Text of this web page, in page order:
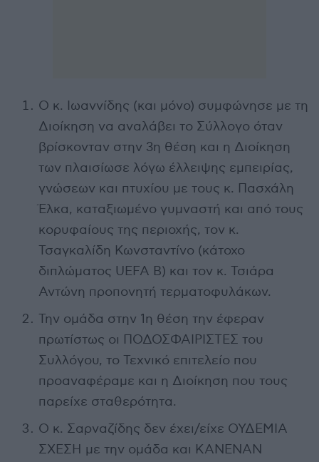
Ο κ. Ιωαννίδης (και μόνο) συμφώνησε με τη
Διοίκηση να αναλάβει το Σύλλογο όταν
βρίσκονταν στην 3η θέση και η Διοίκηση
των πλαισίωσε λόγω έλλειψης εμπειρίας,
γνώσεων και πτυχίου με τους κ. Πασχάλη
Έλκα, καταξιωμένο γυμναστή και από τους
κορυφαίους της περιοχής, τον κ.
Τσαγκαλίδη Κωνσταντίνο (κάτοχο
διπλώματος UEFA B) και τον κ. Τσιάρα
Αντώνη προπονητή τερματοφυλάκων.
Την ομάδα στην 1η θέση την έφεραν
πρωτίστως οι ΠΟΔΟΣΦΑΙΡΙΣΤΕΣ του
Συλλόγου, το Τεχνικό επιτελείο που
προαναφέραμε και η Διοίκηση που τους
παρείχε σταθερότητα.
Ο κ. Σαρναζίδης δεν έχει/είχε ΟΥΔΕΜΙΑ
ΣΧΕΣΗ με την ομάδα και ΚΑΝΕΝΑΝ